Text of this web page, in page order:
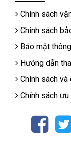
Chính sách
Chính sách
Bảo mật
Hướng dẫn
Chính sách
Chính sách